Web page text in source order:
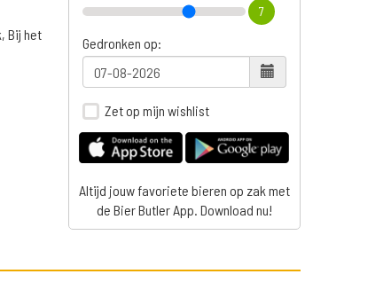
Bij het
7
Gedronken op:
Zet op mijn wishlist
Altijd jouw favoriete bieren op zak met
de Bier Butler App. Download nu!